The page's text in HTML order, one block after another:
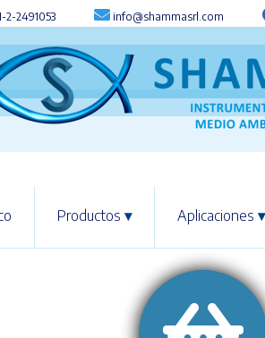
2-2491053 info@shammasrl.com
Productos ▾ Aplicaciones ▾